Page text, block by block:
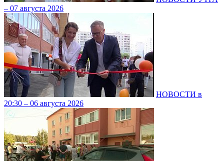
– 07 августа 2026
НОВОСТИ в
20:30 – 06 августа 2026